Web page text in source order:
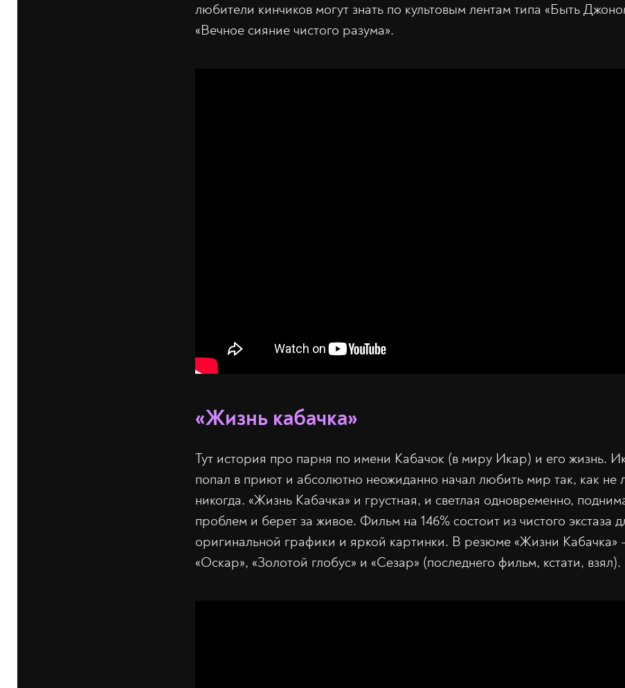
любители кинчиков могут знать по культовым лентам типа «Быть
«Вечное сияние чистого разума».
«Жизнь кабачка»
Тут история про парня по имени Кабачок (в миру Икар) и его жизнь.
попал в приют и абсолютно неожиданно начал любить мир так, как
никогда. «Жизнь Кабачка» и грустная, и светлая одновременно,
проблем и берет за живое. Фильм на 146% состоит из чистого экстаза
оригинальной графики и яркой картинки. В резюме «Жизни
«Оскар», «Золотой глобус» и «Сезар» (последнего фильм, кстати, взял).